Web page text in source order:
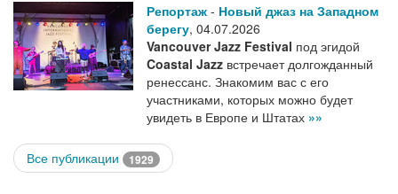
Репортаж - Новый джаз на Западном
берегу, 04.07.2026
Vancouver Jazz Festival под эгидой
Coastal Jazz встречает долгожданный
ренессанс. Знакомим вас с его
участниками, которых можно будет
увидеть в Европе и Штатах »»
Все публикации 1929